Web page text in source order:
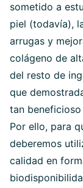
sometido a
piel (todavía),
arrugas y
colágeno de
del resto de
que
tan
Por ello, para
deberemos
calidad en